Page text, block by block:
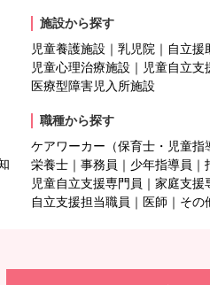
施設から探す
児童養護施設
乳児院 自立援
児童心理治療施設
児童自立支
医療型障害児入所施設
職種から探す
ケアワーカー（保育士・児童指
栄養士
事務員 少年指導員
児童自立支援専門員
家庭支援
自立支援担当職員
医師 その